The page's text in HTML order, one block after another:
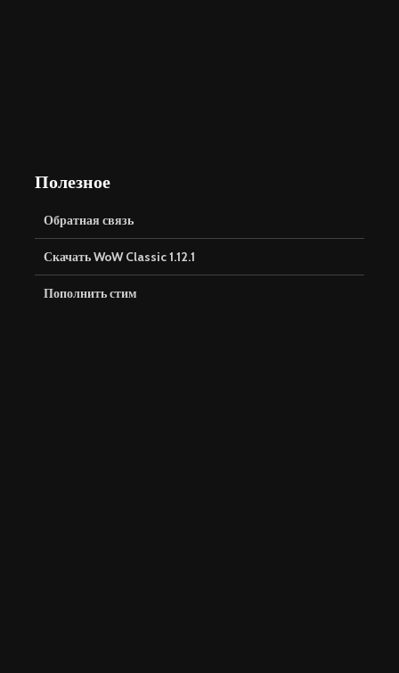
Полезное
Обратная связь
Скачать WoW Classic 1.12.1
Пополнить стим